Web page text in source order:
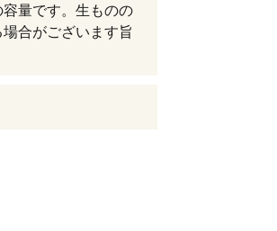
量です。生ものの
合がございます旨